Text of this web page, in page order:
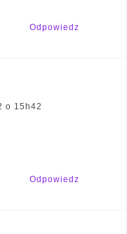
Odpowiedz
o 15h42
Odpowiedz